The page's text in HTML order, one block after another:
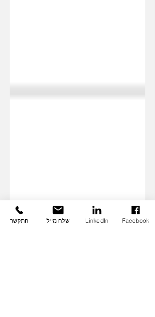
התקשר שלח מייל LinkedIn Facebook